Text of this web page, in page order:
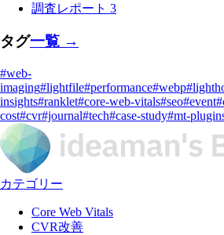
調査レポート 3
タグ一覧 →
#web-
imaging#lightfile#performance#webp
insights#ranklet#core-web-vitals#seo#event
cost#cvr#journal#tech#case-study#mt-
カテゴリー
Core Web Vitals
CVR改善